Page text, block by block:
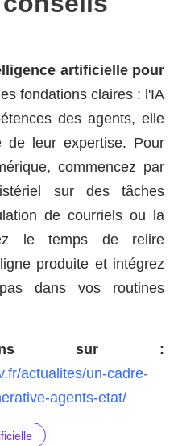
artificielle pour
fondations claires : l'IA
des agents, elle
leur expertise. Pour
commencez par
sur des tâches
de courriels ou la
le temps de relire
produite et intégrez
dans vos routines
sur :
actualites/un-cadre-
agents-etat/